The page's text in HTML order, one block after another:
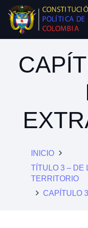
INICIO
TÍTULO 3 – DE
TERRITORIO
CAPÍTULO